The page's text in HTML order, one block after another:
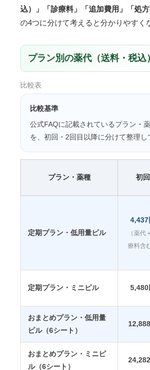
込）」「診療料」「追加費用」「処方
の4つに分けて考えると分かりやすく
プラン別の薬代（送料・税込）
比較表
比較基準
公式FAQに記載されているプラン・
を、初回・2回目以降に分けて整理し
プラン・薬種 初回
定期プラン・低用量ピル
4,437
（薬代
療料含
定期プラン・ミニピル 5,480
おまとめプラン・低用量
ピル（6シート）
おまとめプラン・ミニピ
ル（6シート）